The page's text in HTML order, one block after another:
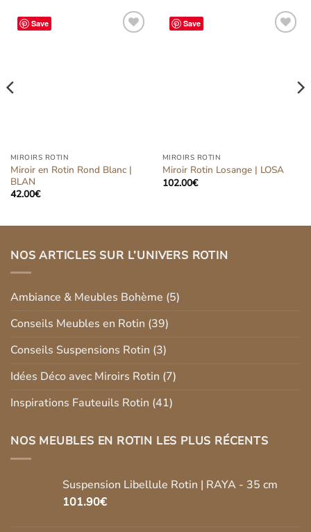
Save
MIROIRS ROTIN
Miroir en Rotin Rond Blanc |
BLAN
42.00€
Save
MIROIRS ROTIN
Miroir Rotin Losange | LOSA
102.00€
NOS ARTICLES SUR L’UNIVERS ROTIN
Ambiance & Meubles Bohème (5)
Conseils Meubles en Rotin (39)
Conseils Suspensions Rotin (3)
Idées Déco avec Miroirs Rotin (7)
Inspirations Fauteuils Rotin (41)
NOS MEUBLES EN ROTIN LES PLUS RÉCENTS
Suspension Libellule Rotin | RAYA - 35 cm
101.90€